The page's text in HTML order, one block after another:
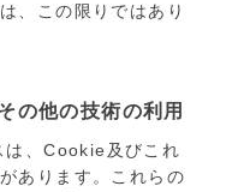
、この限りではあり
の他の技術の利用
は、Cookie及びこれ
あります。これらの